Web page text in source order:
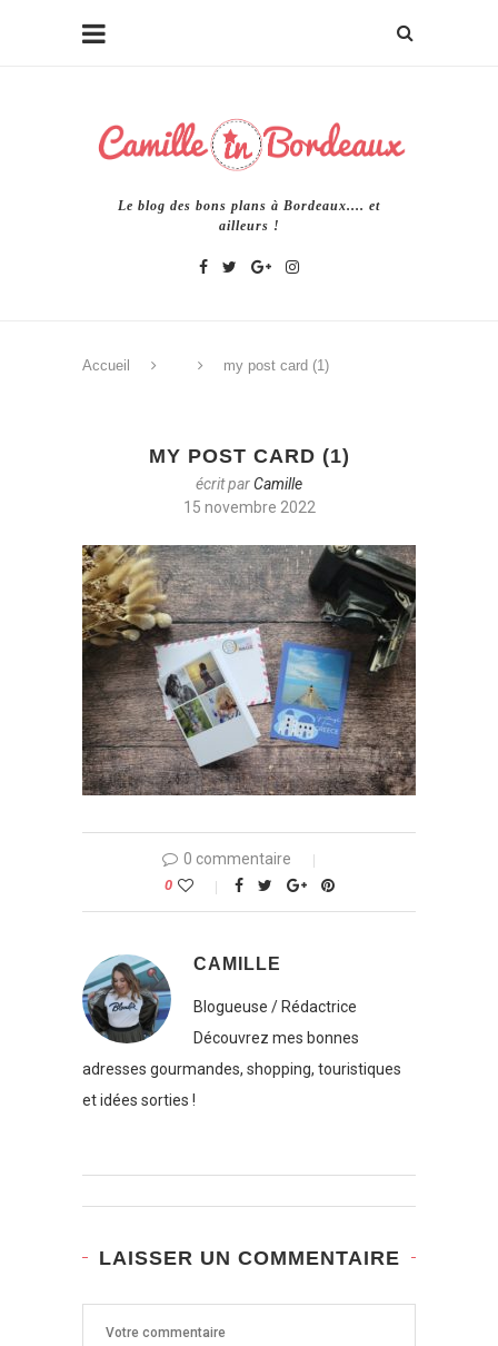
Le blog des bons plans à Bordeaux.... et
ailleurs !
Accueil my post card (1)
MY POST CARD (1)
écrit parCamille
15 novembre 2022
0 commentaire
0
CAMILLE
Blogueuse / Rédactrice
Découvrez mes bonnes
adresses gourmandes, shopping, touristiques
et idées sorties !
LAISSER UN COMMENTAIRE